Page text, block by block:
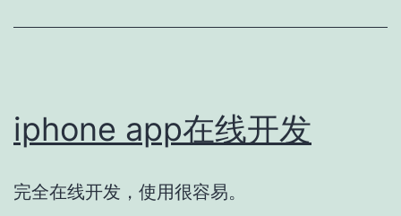
iphone app在线开发
完全在线开发，使用很容易。